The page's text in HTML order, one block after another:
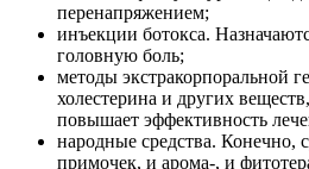
перенапряжением;
инъекции ботокса.
головную боль;
методы экстракорпоральной
холестерина и других
повышает эффективность
народные средства. Конечно,
примочек, и арома-, и